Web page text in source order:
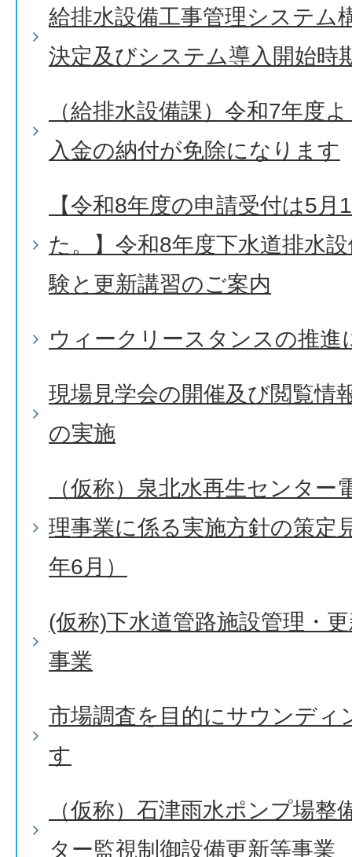
給排水設備工事管理システム
決定及びシステム導入開始時
（給排水設備課）令和7年度
入金の納付が免除になります
【令和8年度の申請受付は5
た。】令和8年度下水道排水
験と更新講習のご案内
ウィークリースタンスの推進
現場見学会の開催及び閲覧情
の実施
（仮称）泉北水再生センター
理事業に係る実施方針の策定
年6月）
(仮称)下水道管路施設管理・
事業
市場調査を目的にサウンディ
す
（仮称）石津雨水ポンプ場
ター監視制御設備更新等事業